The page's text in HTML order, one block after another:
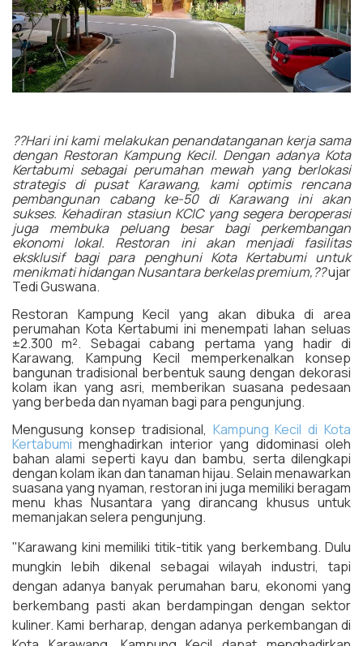
??Hari ini kami melakukan penandatanganan kerja sama
dengan Restoran Kampung Kecil. Dengan adanya Kota
Kertabumi sebagai perumahan mewah yang berlokasi
strategis di pusat Karawang, kami optimis rencana
pembangunan cabang ke-50 di Karawang ini akan
sukses. Kehadiran stasiun KCIC yang segera beroperasi
juga membuka peluang besar bagi perkembangan
ekonomi lokal. Restoran ini akan menjadi fasilitas
eksklusif bagi para penghuni Kota Kertabumi untuk
menikmati hidangan Nusantara berkelas premium,??ujar
Tedi Guswana.
Restoran Kampung Kecil yang akan dibuka di area
perumahan Kota Kertabumi ini menempati lahan seluas
±2.300 m². Sebagai cabang pertama yang hadir di
Karawang, Kampung Kecil memperkenalkan konsep
bangunan tradisional berbentuk saung dengan dekorasi
kolam ikan yang asri, memberikan suasana pedesaan
yang berbeda dan nyaman bagi para pengunjung.
Mengusung konsep tradisional, Kampung Kecil di Kota
Kertabumi menghadirkan interior yang didominasi oleh
bahan alami seperti kayu dan bambu, serta dilengkapi
dengan kolam ikan dan tanaman hijau. Selain menawarkan
suasana yang nyaman, restoran ini juga memiliki beragam
menu khas Nusantara yang dirancang khusus untuk
memanjakan selera pengunjung.
"Karawang kini memiliki titik-titik yang berkembang. Dulu
mungkin lebih dikenal sebagai wilayah industri, tapi
dengan adanya banyak perumahan baru, ekonomi yang
berkembang pasti akan berdampingan dengan sektor
kuliner. Kami berharap, dengan adanya perkembangan di